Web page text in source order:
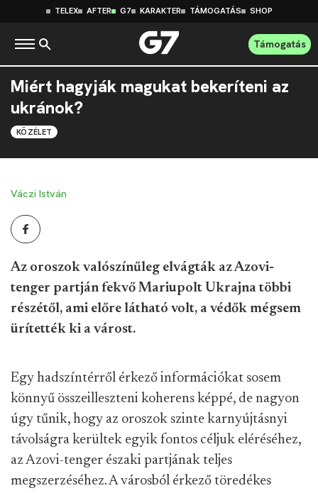
TELEX AFTER G7 KARAKTER TÁMOGATÁS SHOP
Támogatás
Miért hagyják magukat bekeríteni az
ukránok?
KÖZÉLET
Váczi István
Az oroszok valószínűleg elvágták az Azovi-
tenger partján fekvő Mariupolt Ukrajna többi
részétől, ami előre látható volt, a védők mégsem
ürítették ki a várost.
Egy hadszíntérről érkező információkat sosem
könnyű összeilleszteni koherens képpé, de nagyon
úgy tűnik, hogy az oroszok szinte karnyújtásnyi
távolságra kerültek egyik fontos céljuk eléréséhez,
az Azovi-tenger északi partjának teljes
megszerzéséhez. A városból érkező töredékes